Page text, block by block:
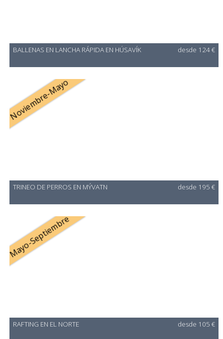
BALLENAS EN LANCHA RÁPIDA EN HÚSAVÍK desde 124 €
Noviembre-Mayo
TRINEO DE PERROS EN MÝVATN desde 195 €
Mayo-Septiembre
RAFTING EN EL NORTE desde 105 €